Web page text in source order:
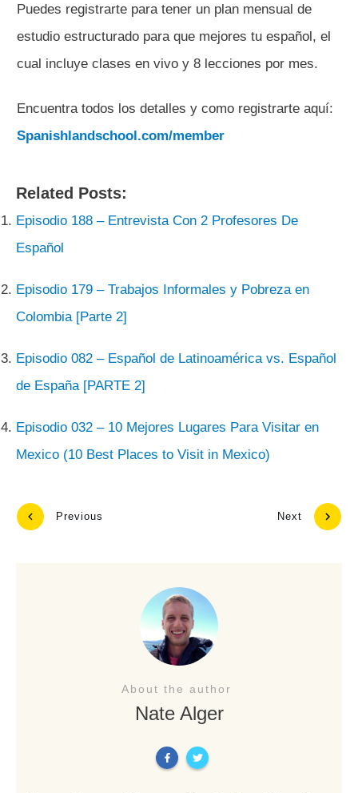
Puedes registrarte para tener un plan mensual de
estudio estructurado para que mejores tu español, el
cual incluye clases en vivo y 8 lecciones por mes.
Encuentra todos los detalles y como registrarte aquí:
Spanishlandschool.com/member
Related Posts:
Episodio 188 – Entrevista Con 2 Profesores De
Español
Episodio 179 – Trabajos Informales y Pobreza en
Colombia [Parte 2]
Episodio 082 – Español de Latinoamérica vs. Español
de España [PARTE 2]
Episodio 032 – 10 Mejores Lugares Para Visitar en
Mexico (10 Best Places to Visit in Mexico)
Previous Next
About the author
Nate Alger